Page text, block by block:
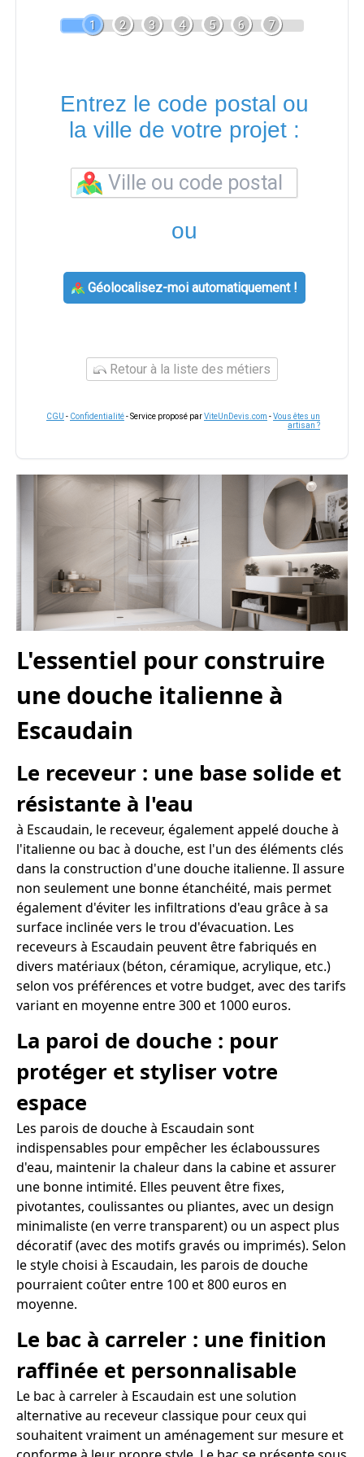
1 2 3 4 5 6 7
Entrez le code postal ou
la ville de votre projet :
ou
Géolocalisez-moi automatiquement !
Retour à la liste des métiers
CGU - Confidentialité- Service proposé parViteUnDevis.com -Vous êtes un
artisan ?
L'essentiel pour construire
une douche italienne à
Escaudain
Le receveur : une base solide et
résistante à l'eau
à Escaudain, le receveur, également appelé douche à
l'italienne ou bac à douche, est l'un des éléments clés
dans la construction d'une douche italienne. Il assure
non seulement une bonne étanchéité, mais permet
également d'éviter les infiltrations d'eau grâce à sa
surface inclinée vers le trou d'évacuation. Les
receveurs à Escaudain peuvent être fabriqués en
divers matériaux (béton, céramique, acrylique, etc.)
selon vos préférences et votre budget, avec des tarifs
variant en moyenne entre 300 et 1000 euros.
La paroi de douche : pour
protéger et styliser votre
espace
Les parois de douche à Escaudain sont
indispensables pour empêcher les éclaboussures
d'eau, maintenir la chaleur dans la cabine et assurer
une bonne intimité. Elles peuvent être fixes,
pivotantes, coulissantes ou pliantes, avec un design
minimaliste (en verre transparent) ou un aspect plus
décoratif (avec des motifs gravés ou imprimés). Selon
le style choisi à Escaudain, les parois de douche
pourraient coûter entre 100 et 800 euros en
moyenne.
Le bac à carreler : une finition
raffinée et personnalisable
Le bac à carreler à Escaudain est une solution
alternative au receveur classique pour ceux qui
souhaitent vraiment un aménagement sur mesure et